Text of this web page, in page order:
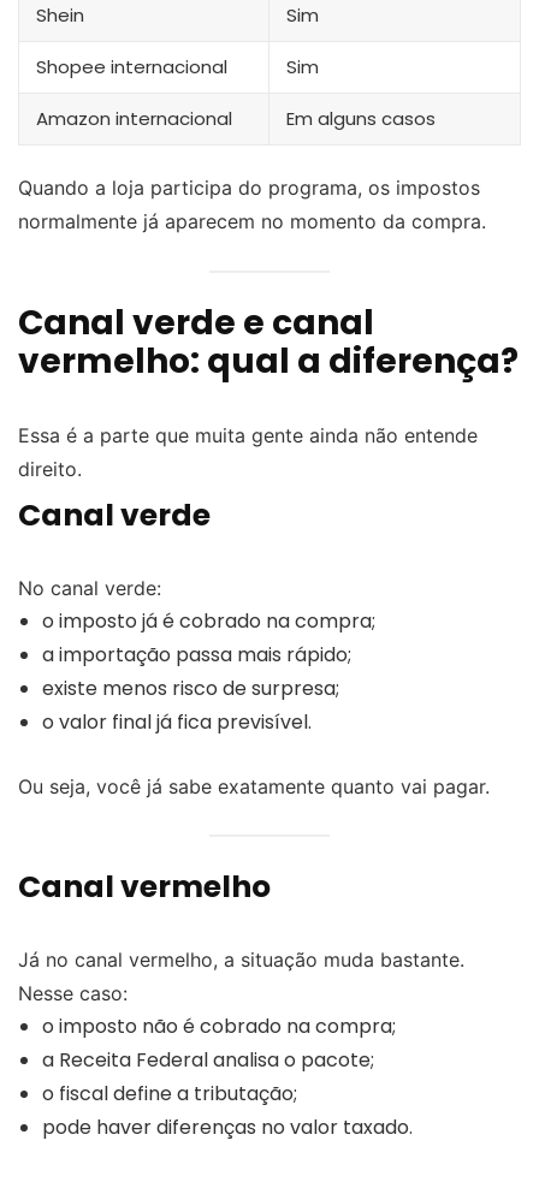
Shein Sim
Shopee internacional Sim
Amazon internacional Em alguns casos
Quando a loja participa do programa, os impostos
normalmente já aparecem no momento da compra.
Canal verde e canal
vermelho: qual a diferença?
Essa é a parte que muita gente ainda não entende
direito.
Canal verde
No canal verde:
o imposto já é cobrado na compra;
a importação passa mais rápido;
existe menos risco de surpresa;
o valor final já fica previsível.
Ou seja, você já sabe exatamente quanto vai pagar.
Canal vermelho
Já no canal vermelho, a situação muda bastante.
Nesse caso:
o imposto não é cobrado na compra;
a Receita Federal analisa o pacote;
o fiscal define a tributação;
pode haver diferenças no valor taxado.